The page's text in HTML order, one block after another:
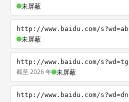
未屏蔽
http://www.baidu.com/s?wd=ab
未屏蔽
http://www.baidu.com/s?wd=tg
截至 2026 年 未屏蔽
http://www.baidu.com/s?wd=dn